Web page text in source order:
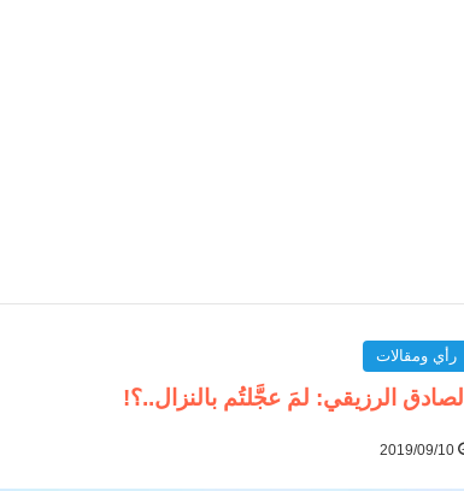
رأي ومقالات
الصادق الرزيقي: لمَ عجَّلتُم بالنزال..؟!
2019/09/10